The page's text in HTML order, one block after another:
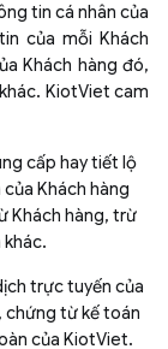
tin cá nhân của
của mỗi Khách
Khách hàng đó,
KiotViet cam
cấp hay tiết lộ
Khách hàng
Khách hàng, trừ
trực tuyến của
chứng từ kế toán
của KiotViet.